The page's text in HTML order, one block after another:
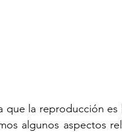
que la reproducción es
algunos aspectos